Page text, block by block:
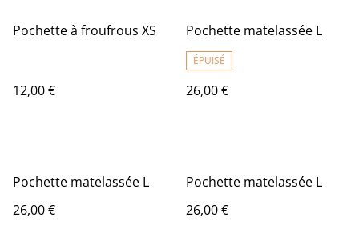
Pochette à froufrous XS
12,00 €
Pochette matelassée L
ÉPUISÉ
26,00 €
Pochette matelassée L
26,00 €
Pochette matelassée L
26,00 €